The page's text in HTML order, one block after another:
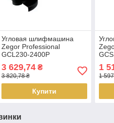
Угловая шлифмашина
Zegor Professional
GCL230-2400P
3 629,74₴
3 820,78 ₴
Купити
1
1